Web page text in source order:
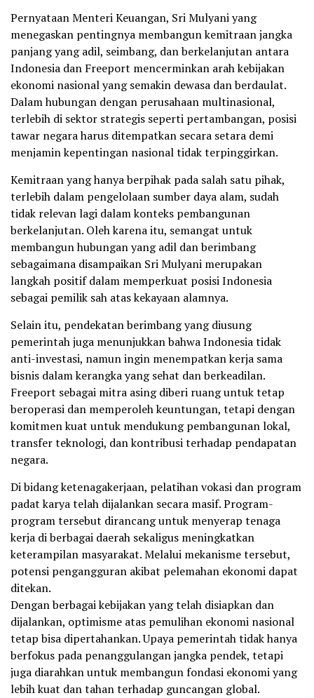
Pernyataan Menteri Keuangan, Sri Mulyani yang
menegaskan pentingnya membangun kemitraan jangka
panjang yang adil, seimbang, dan berkelanjutan antara
Indonesia dan Freeport mencerminkan arah kebijakan
ekonomi nasional yang semakin dewasa dan berdaulat.
Dalam hubungan dengan perusahaan multinasional,
terlebih di sektor strategis seperti pertambangan, posisi
tawar negara harus ditempatkan secara setara demi
menjamin kepentingan nasional tidak terpinggirkan.
Kemitraan yang hanya berpihak pada salah satu pihak,
terlebih dalam pengelolaan sumber daya alam, sudah
tidak relevan lagi dalam konteks pembangunan
berkelanjutan. Oleh karena itu, semangat untuk
membangun hubungan yang adil dan berimbang
sebagaimana disampaikan Sri Mulyani merupakan
langkah positif dalam memperkuat posisi Indonesia
sebagai pemilik sah atas kekayaan alamnya.
Selain itu, pendekatan berimbang yang diusung
pemerintah juga menunjukkan bahwa Indonesia tidak
anti-investasi, namun ingin menempatkan kerja sama
bisnis dalam kerangka yang sehat dan berkeadilan.
Freeport sebagai mitra asing diberi ruang untuk tetap
beroperasi dan memperoleh keuntungan, tetapi dengan
komitmen kuat untuk mendukung pembangunan lokal,
transfer teknologi, dan kontribusi terhadap pendapatan
negara.
Di bidang ketenagakerjaan, pelatihan vokasi dan program
padat karya telah dijalankan secara masif. Program-
program tersebut dirancang untuk menyerap tenaga
kerja di berbagai daerah sekaligus meningkatkan
keterampilan masyarakat. Melalui mekanisme tersebut,
potensi pengangguran akibat pelemahan ekonomi dapat
ditekan.
Dengan berbagai kebijakan yang telah disiapkan dan
dijalankan, optimisme atas pemulihan ekonomi nasional
tetap bisa dipertahankan. Upaya pemerintah tidak hanya
berfokus pada penanggulangan jangka pendek, tetapi
juga diarahkan untuk membangun fondasi ekonomi yang
lebih kuat dan tahan terhadap guncangan global.